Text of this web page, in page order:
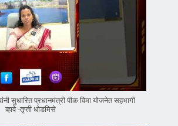
सुधारित प्रधानमंत्री पीक विमा योजनेत सहभागी
व्हावे -तृप्ती धोडमिसे